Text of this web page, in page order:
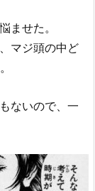
ませた。
マジ頭の中ど
ないので、一